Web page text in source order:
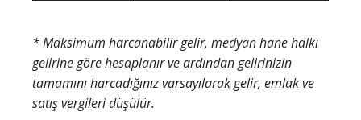
* Maksimum harcanabilir gelir, medyan hane halkı
gelirine göre hesaplanır ve ardından gelirinizin
tamamını harcadığınız varsayılarak gelir, emlak ve
satış vergileri düşülür.